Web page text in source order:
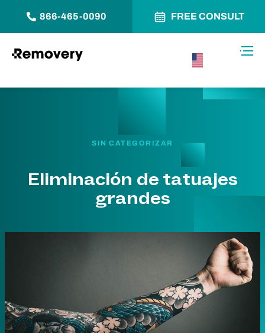
866-465-0090 FREE CONSULT
SIN CATEGORIZAR
Eliminación de tatuajes
grandes